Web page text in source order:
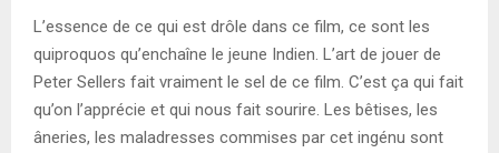
L’essence de ce qui est drôle dans ce film, ce sont les
quiproquos qu’enchaîne le jeune Indien. L’art de jouer de
Peter Sellers fait vraiment le sel de ce film. C’est ça qui fait
qu’on l’apprécie et qui nous fait sourire. Les bêtises, les
âneries, les maladresses commises par cet ingénu sont